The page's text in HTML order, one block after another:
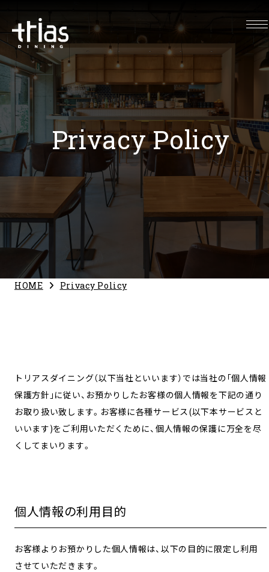
Privacy Policy
HOME Privacy Policy
トリアスダイニング（以下当社といいます）では当社の｢個人情報
保護方針｣に従い、お預かりしたお客様の個人情報を下記の通り
お取り扱い致します。お客様に各種サービス(以下本サービスと
いいます)をご利用いただくために、個人情報の保護に万全を尽
くしてまいります。
個人情報の利用目的
お客様よりお預かりした個人情報は、以下の目的に限定し利用
させていただきます。